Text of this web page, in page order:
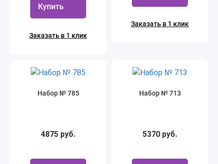
Купить
Заказать в 1 клик
Заказать в 1 клик
Набор № 785
4875 руб.
Набор № 713
5370 руб.